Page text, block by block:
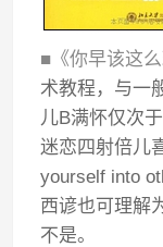
■《你早该这
术教程，与一
儿B满怀仅次
迷恋四射倍儿
yourself into
西谚也可理解
不是。